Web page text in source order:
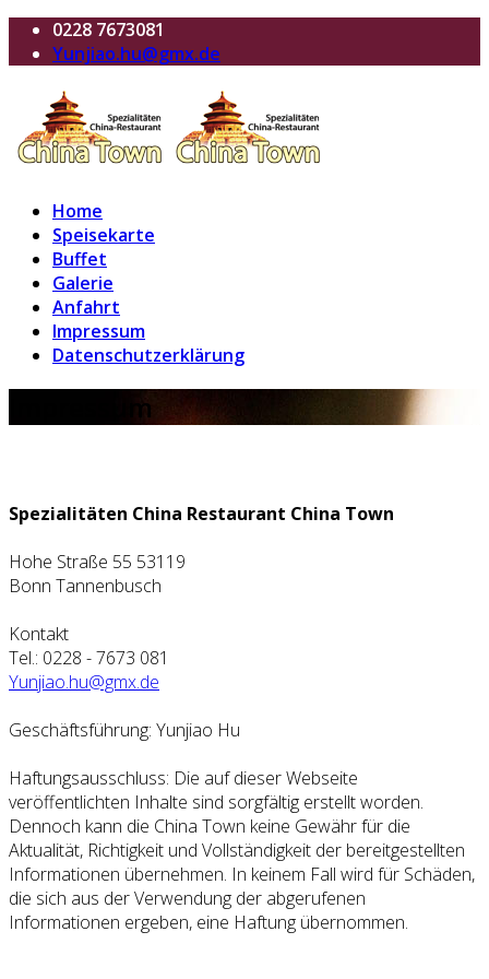
0228 7673081
Yunjiao.hu@gmx.de
Home
Speisekarte
Buffet
Galerie
Anfahrt
Impressum
Datenschutzerklärung
Impressum
Spezialitäten China Restaurant China Town
Hohe Straße 55 53119
Bonn Tannenbusch
Kontakt
Tel.: 0228 - 7673 081
Yunjiao.hu@gmx.de
Geschäftsführung: Yunjiao Hu
Haftungsausschluss: Die auf dieser Webseite
veröffentlichten Inhalte sind sorgfältig erstellt worden.
Dennoch kann die China Town keine Gewähr für die
Aktualität, Richtigkeit und Vollständigkeit der bereitgestellten
Informationen übernehmen. In keinem Fall wird für Schäden,
die sich aus der Verwendung der abgerufenen
Informationen ergeben, eine Haftung übernommen.